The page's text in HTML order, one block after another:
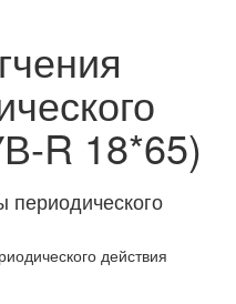
R 18*65)
периодического